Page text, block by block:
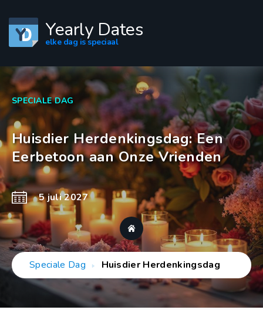
Yearly Dates
elke dag is speciaal
SPECIALE DAG
Huisdier Herdenkingsdag: Een
Eerbetoon aan Onze Vrienden
5 juli 2027
Speciale Dag Huisdier Herdenkingsdag